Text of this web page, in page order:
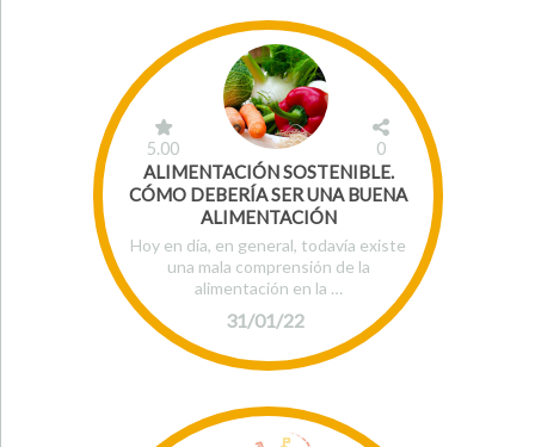
31/01/22
5.00 0
ALIMENTACIÓN SOSTENIBLE.
CÓMO DEBERÍA SER UNA BUENA
ALIMENTACIÓN
Hoy en día, en general, todavía existe
una mala comprensión de la
alimentación en la …